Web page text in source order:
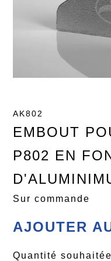
AK802
EMBOUT
P802 EN
Sur commande
AJOUTER
Quantité